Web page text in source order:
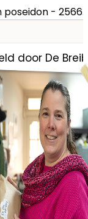
-
door De
zelf zouden
een